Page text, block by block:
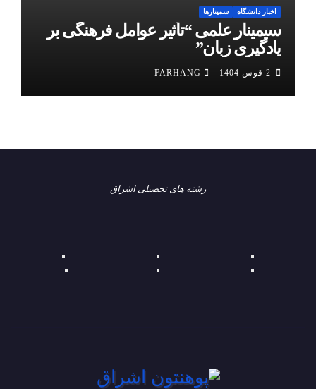
اخبار دانشگاه سمینارها
سیمینار علمی “تأثیر عوامل فرهنگی بر
یادگیری زبان”
2 قوس 1404 FARHANG
رشته های تحصیلی اشراق